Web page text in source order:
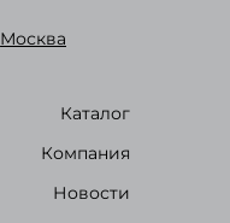
Москва
Каталог
Компания
Новости